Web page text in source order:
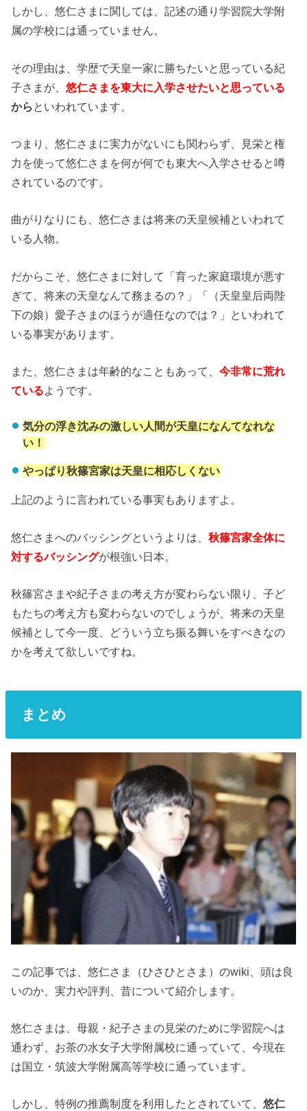
しかし、悠仁さまに関しては、記述の通り学習院大学附
属の学校には通っていません。
その理由は、学歴で天皇一家に勝ちたいと思っている紀
子さまが、悠仁さまを東大に入学させたいと思っている
から といわれています。
つまり、悠仁さまに実力がないにも関わらず、見栄と権
力を使って悠仁さまを何が何でも東大へ入学させると噂
されているのです。
曲がりなりにも、悠仁さまは将来の天皇候補といわれて
いる人物。
だからこそ、悠仁さまに対して「育った家庭環境が悪す
ぎて、将来の天皇なんて務まるの？」「（天皇皇后両陛
下の娘）愛子さまのほうが適任なのでは？」といわれて
いる事実があります。
また、悠仁さまは年齢的なこともあって、今非常に荒れ
ているようです。
気分の浮き沈みの激しい人間が天皇になんてなれな
い！
やっぱり秋篠宮家は天皇に相応しくない
上記のように言われている事実もありますよ。
悠仁さまへのバッシングというよりは、秋篠宮家全体に
対するバッシングが根強い日本。
秋篠宮さまや紀子さまの考え方が変わらない限り、子ど
もたちの考え方も変わらないのでしょうが、将来の天皇
候補として今一度、どういう立ち振る舞いをすべきなの
かを考えて欲しいですね。
まとめ
この記事では、悠仁さま（ひさひとさま）のwiki、頭は良
いのか、実力や評判、昔について紹介します。
悠仁さまは、母親・紀子さまの見栄のために学習院へは
通わず、お茶の水女子大学附属校に通っていて、今現在
は国立・筑波大学附属高等学校に通っています。
しかし、特例の推薦制度を利用したとされていて、悠仁